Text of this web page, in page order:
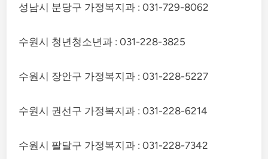
성남시 분당구 가정복지과 : 031-729-8062
수원시 청년청소년과 : 031-228-3825
수원시 장안구 가정복지과 : 031-228-5227
수원시 권선구 가정복지과 : 031-228-6214
수원시 팔달구 가정복지과 : 031-228-7342